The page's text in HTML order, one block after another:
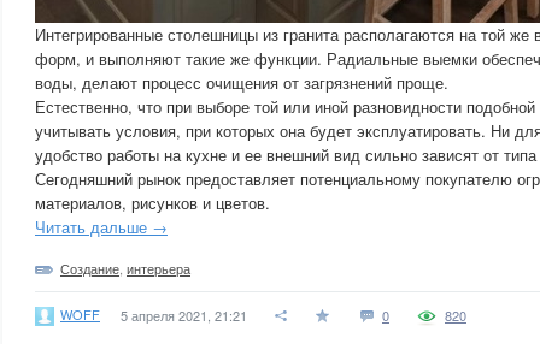
Интегрированные столешницы из гранита располагаются на той же
форм, и выполняют такие же функции. Радиальные выемки
воды, делают процесс очищения от загрязнений проще.
Естественно, что при выборе той или иной разновидности
учитывать условия, при которых она будет эксплуатировать. Ни
удобство работы на кухне и ее внешний вид сильно зависят от
Сегодняшний рынок предоставляет потенциальному покупателю
материалов, рисунков и цветов.
Читать дальше →
Создание интерьера
WOFF 5 апреля 2021, 21:21 0 820